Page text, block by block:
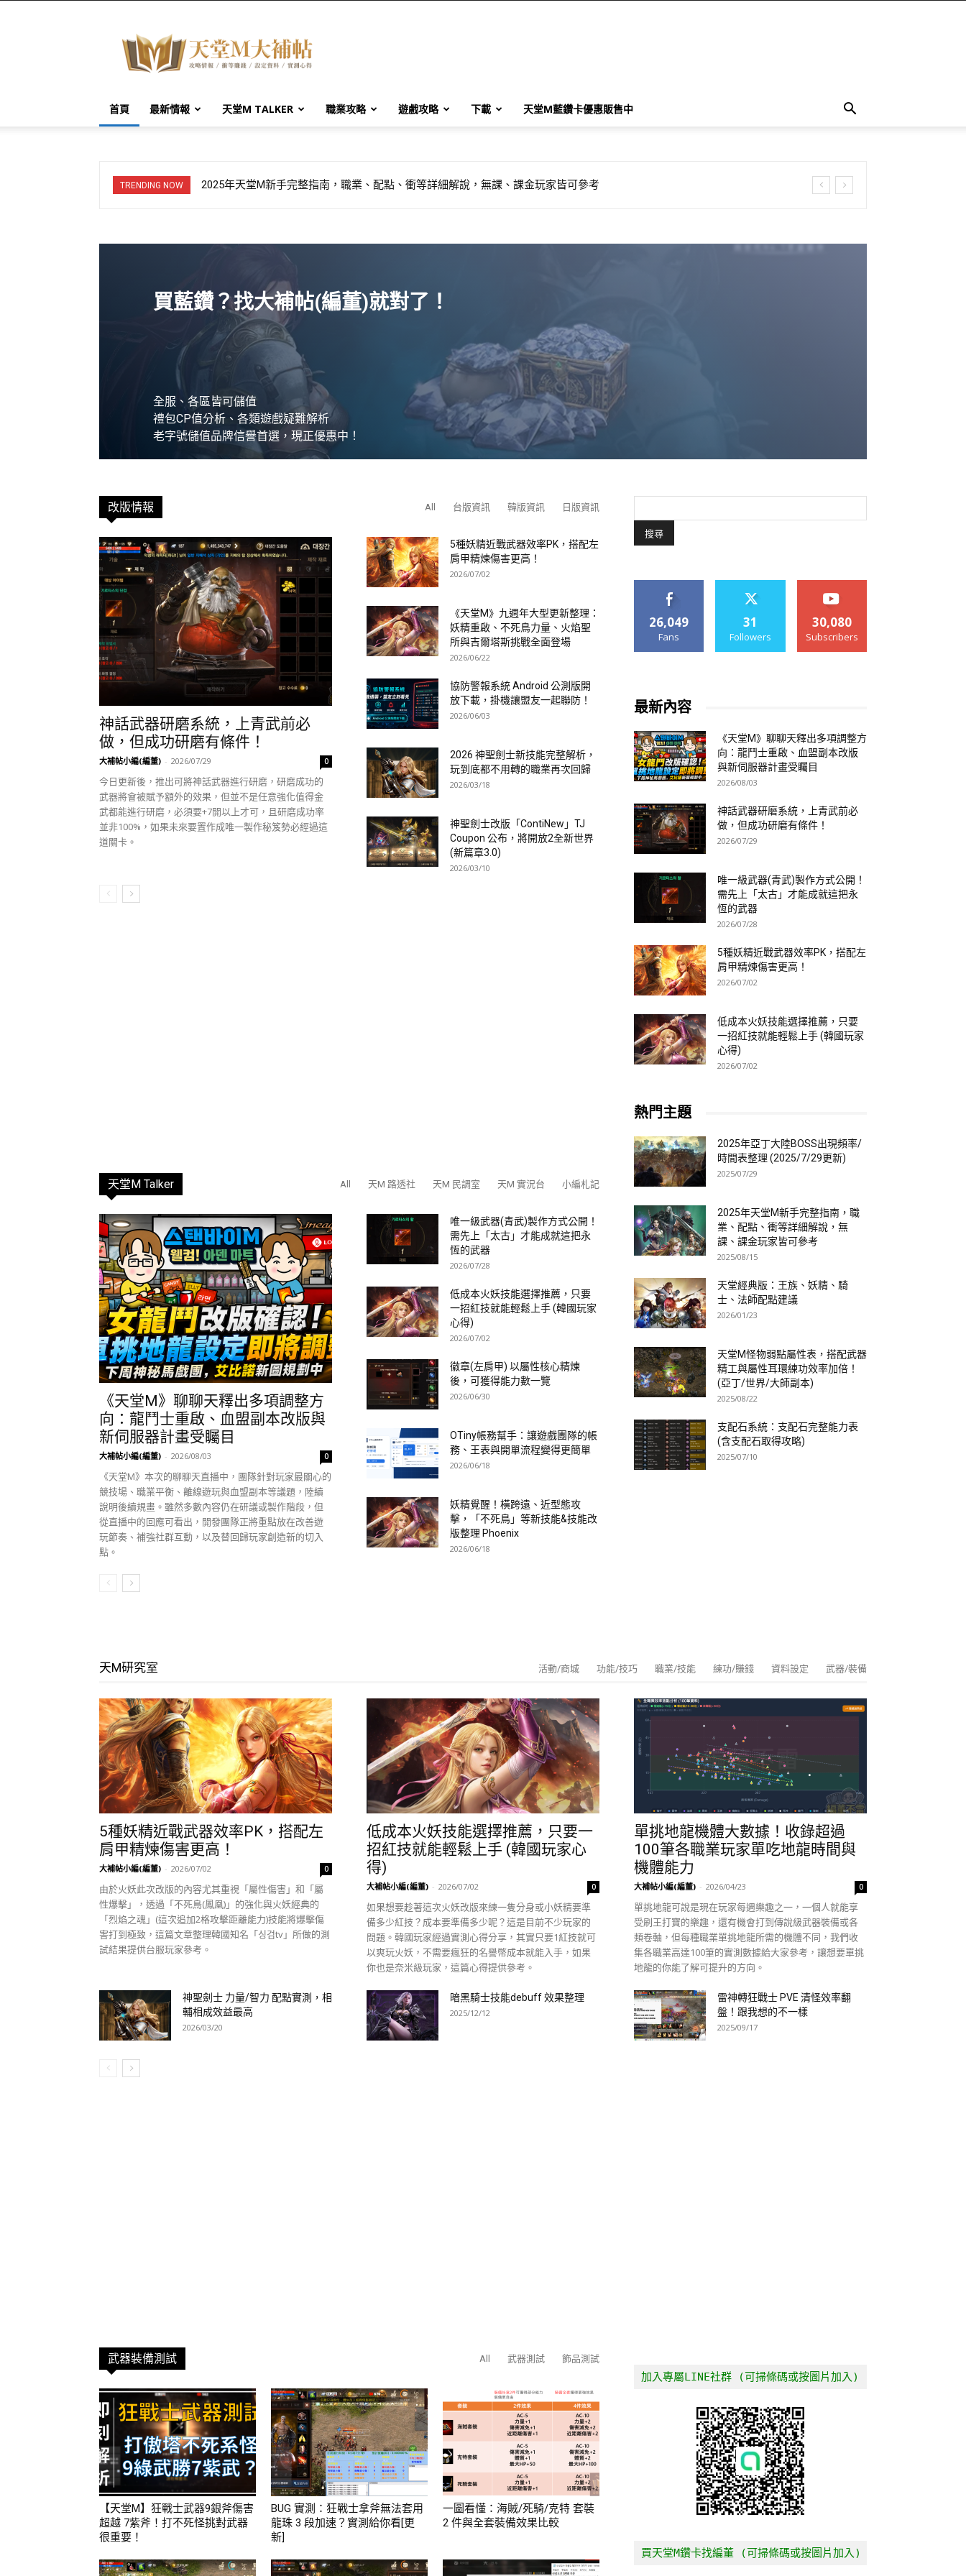
堂
M
帖
首頁 最新情報 天堂M TALKER 職業攻略 遊戲攻略 下載 天堂M藍鑽卡優惠販售中
TRENDING NOW 2025年天堂M新手完整指南，職業、配點、衝等詳細解說，無課、課金玩家皆可參考
買藍鑽？找大補帖(編董)就對了！
全服、各區皆可儲值
禮包CP值分析、各類遊戲疑難解析
老字號儲值品牌信譽首選，現正優惠中！
改版情報 All 台版資訊 韓版資訊 日版資訊
神話武器研磨系統，上青武前必
做，但成功研磨有條件！
大補帖小編(編董) - 2026/07/29 0
今日更新後，推出可將神話武器進行研磨，研磨成功的
武器將會被賦予額外的效果，但並不是任意強化值得金
武都能進行研磨，必須要+7開以上才可，且研磨成功率
並非100%，如果未來要置作成唯一製作秘笈勢必經過這
道關卡。
5種妖精近戰武器效率PK，搭配左
肩甲精煉傷害更高！
2026/07/02
《天堂M》九週年大型更新整理：
妖精重啟、不死鳥力量、火焰聖
所與吉爾塔斯挑戰全面登場
2026/06/22
協防警報系統 Android 公測版開
放下載，掛機讓盟友一起聯防！
2026/06/03
2026 神聖劍士新技能完整解析，
玩到底都不用轉的職業再次回歸
2026/03/18
神聖劍士改版「ContiNew」TJ
Coupon 公布，將開放2全新世界
(新篇章3.0)
2026/03/10
天堂M Talker All 天M 路透社 天M 民調室 天M 實況台 小編札記
《天堂M》聊聊天釋出多項調整方
向：龍鬥士重啟、血盟副本改版與
新伺服器計畫受矚目
大補帖小編(編董) - 2026/08/03 0
《天堂M》本次的聊聊天直播中，團隊針對玩家最關心的
競技場、職業平衡、離線遊玩與血盟副本等議題，陸續
說明後續規畫。雖然多數內容仍在研議或製作階段，但
從直播中的回應可看出，開發團隊正將重點放在改善遊
玩節奏、補強社群互動，以及替回歸玩家創造新的切入
點。
唯一級武器(青武)製作方式公開！
需先上「太古」才能成就這把永
恆的武器
2026/07/28
低成本火妖技能選擇推薦，只要
一招紅技就能輕鬆上手 (韓國玩家
心得)
2026/07/02
徽章(左肩甲) 以屬性核心精煉
後，可獲得能力數一覽
2026/06/30
OTiny帳務幫手：讓遊戲團隊的帳
務、王表與開單流程變得更簡單
2026/06/18
妖精覺醒！橫跨遠、近型態攻
擊，「不死鳥」等新技能&技能改
版整理 Phoenix
2026/06/18
26,049
Fans
31
Followers
30,080
Subscribers
最新內容
《天堂M》聊聊天釋出多項調整方
向：龍鬥士重啟、血盟副本改版
與新伺服器計畫受矚目
2026/08/03
神話武器研磨系統，上青武前必
做，但成功研磨有條件！
2026/07/29
唯一級武器(青武)製作方式公開！
需先上「太古」才能成就這把永
恆的武器
2026/07/28
5種妖精近戰武器效率PK，搭配左
肩甲精煉傷害更高！
2026/07/02
低成本火妖技能選擇推薦，只要
一招紅技就能輕鬆上手 (韓國玩家
心得)
2026/07/02
熱門主題
2025年亞丁大陸BOSS出現頻率/
時間表整理 (2025/7/29更新)
2025/07/29
2025年天堂M新手完整指南，職
業、配點、衝等詳細解說，無
課、課金玩家皆可參考
2025/08/15
天堂經典版：王族、妖精、騎
士、法師配點建議
2026/01/23
天堂M怪物弱點屬性表，搭配武器
精工與屬性耳環練功效率加倍！
(亞丁/世界/大師副本)
2025/08/22
支配石系統：支配石完整能力表
(含支配石取得攻略)
2025/07/10
天M研究室 活動/商城 功能/技巧 職業/技能 練功/賺錢 資料設定 武器/裝備
5種妖精近戰武器效率PK，搭配左
肩甲精煉傷害更高！
大補帖小編(編董) - 2026/07/02 0
由於火妖此次改版的內容尤其重視「屬性傷害」和「屬
性爆擊」，透過「不死鳥(鳳凰)」的強化與火妖經典的
「烈焰之魂」(這次追加2格攻擊距離能力)技能將爆擊傷
害打到極致，這篇文章整理韓國知名「싱검tv」所做的測
試結果提供台服玩家參考。
低成本火妖技能選擇推薦，只要一
招紅技就能輕鬆上手 (韓國玩家心
得)
大補帖小編(編董) - 2026/07/02 0
如果想要趁著這次火妖改版來練一隻分身或小妖精要準
備多少紅技？成本要準備多少呢？這是目前不少玩家的
問題。韓國玩家經過實測心得分享，其實只要1紅技就可
以爽玩火妖，不需要瘋狂的名譽幣成本就能入手，如果
你也是奈米級玩家，這篇心得提供參考。
單挑地龍機體大數據！收錄超過
100筆各職業玩家單吃地龍時間與
機體能力
大補帖小編(編董) - 2026/04/23 0
單挑地龍可說是現在玩家每週樂趣之一，一個人就能享
受刷王打寶的樂趣，還有機會打到傳說級武器裝備或各
類卷軸，但每種職業單挑地龍所需的機體不同，我們收
集各職業高達100筆的實測數據給大家參考，讓想要單挑
地龍的你能了解可提升的方向。
神聖劍士 力量/智力 配點實測，相
輔相成效益最高
2026/03/20
暗黑騎士技能debuff 效果整理
2025/12/12
雷神轉狂戰士 PVE 清怪效率翻
盤！跟我想的不一樣
2025/09/17
武器裝備測試 All 武器測試 飾品測試
【天堂M】狂戰士武器9銀斧傷害
超越 7紫斧！打不死怪挑對武器
很重要！
BUG 實測：狂戰士拿斧無法套用
龍珠 3 段加速？實測給你看[更
新]
一圖看懂：海賊/死騎/克特 套裝
2 件與全套裝備效果比較
加入專屬LINE社群 (可掃條碼或按圖片加入)
買天堂M鑽卡找編董 (可掃條碼或按圖片加入)